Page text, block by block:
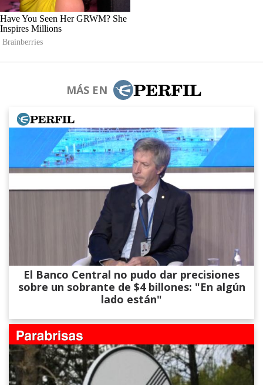
MÁS EN
El Banco Central no pudo dar precisiones
sobre un sobrante de $4 billones: "En algún
lado están"